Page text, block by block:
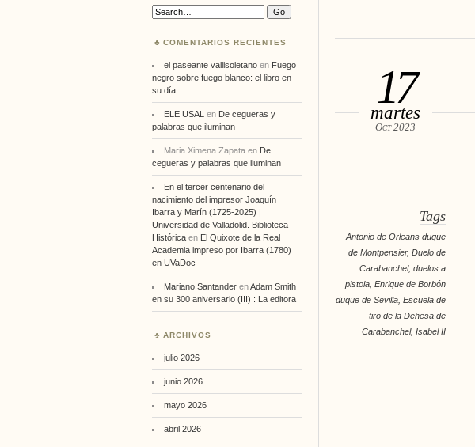
17
martes
Oct 2023
Tags
Antonio de Orleans duque
de Montpensier,Duelo de
Carabanchel,duelos a
pistola,Enrique de Borbón
duque de Sevilla,Escuela de
tiro de la Dehesa de
Carabanchel,Isabel II
Search:
COMENTARIOS RECIENTES
el paseante vallisoletanoen Fuego
negro sobre fuego blanco: el libro en
su día
ELE USAL en De cegueras y
palabras que iluminan
Maria Ximena Zapataen De
cegueras y palabras que iluminan
En el tercer centenario del
nacimiento del impresor Joaquín
Ibarra y Marín (1725-2025) |
Universidad de Valladolid. Biblioteca
Histórica en El Quixote de la Real
Academia impreso por Ibarra (1780)
en UVaDoc
Mariano SantanderenAdam Smith
en su 300 aniversario (III) : La editora
ARCHIVOS
julio 2026
junio 2026
mayo 2026
abril 2026